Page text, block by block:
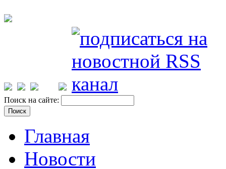
Поиск на сайте:
Главная
Новости